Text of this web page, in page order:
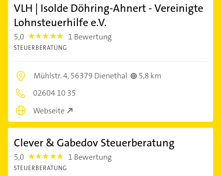
VLH | Isolde Döhring-Ahnert - Vereinigte
Lohnsteuerhilfe e.V.
5,0 5.0 1 Bewertung
STEUERBERATUNG
Mühlstr. 4,56379 Dienethal
5,8 km
02604 10 35
Webseite
Clever & Gabedov Steuerberatung
5,0 5.0 1 Bewertung
STEUERBERATUNG